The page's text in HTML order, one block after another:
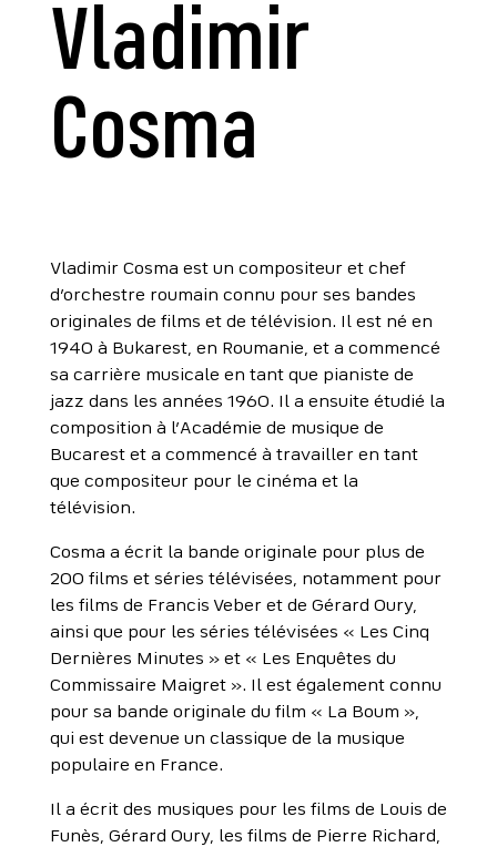
Vladimir
Cosma
Vladimir Cosma est un compositeur et chef
d’orchestre roumain connu pour ses bandes
originales de films et de télévision. Il est né en
1940 à Bukarest, en Roumanie, et a commencé
sa carrière musicale en tant que pianiste de
jazz dans les années 1960. Il a ensuite étudié la
composition à l’Académie de musique de
Bucarest et a commencé à travailler en tant
que compositeur pour le cinéma et la
télévision.
Cosma a écrit la bande originale pour plus de
200 films et séries télévisées, notamment pour
les films de Francis Veber et de Gérard Oury,
ainsi que pour les séries télévisées « Les Cinq
Dernières Minutes » et « Les Enquêtes du
Commissaire Maigret ». Il est également connu
pour sa bande originale du film « La Boum »,
qui est devenue un classique de la musique
populaire en France.
Il a écrit des musiques pour les films de Louis de
Funès, Gérard Oury, les films de Pierre Richard,